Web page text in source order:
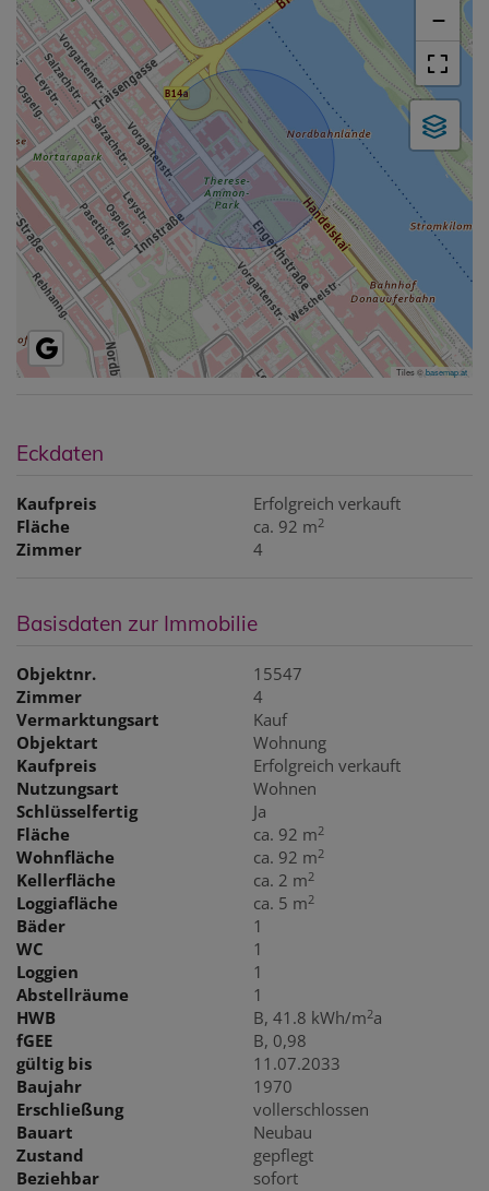
−
Tiles ©basemap.at
Eckdaten
Kaufpreis
Erfolgreich verkauft
Fläche
ca. 92 m2
Zimmer 4
Basisdaten zur Immobilie
Objektnr.
15547
Zimmer
4
Vermarktungsart
Kauf
Objektart
Wohnung
Kaufpreis
Erfolgreich verkauft
Nutzungsart
Wohnen
Schlüsselfertig
Ja
Fläche
ca. 92 m2
Wohnfläche ca. 92 m2
Kellerfläche ca. 2 m2
Loggiafläche ca. 5 m2
Bäder
1
WC
1
Loggien
1
Abstellräume
1
HWB
B, 41.8 kWh/m2a
fGEE
B, 0,98
gültig bis
11.07.2033
Baujahr
1970
Erschließung
vollerschlossen
Bauart
Neubau
Zustand
gepflegt
Beziehbar
sofort